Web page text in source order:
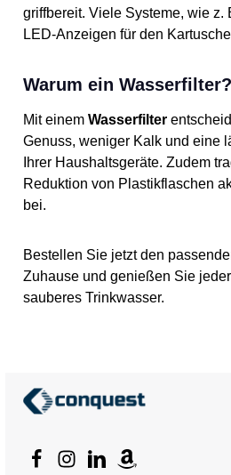
griffbereit. Viele Systeme, wie z.
LED-Anzeigen für den
Warum ein Wasserfilter?
Mit einem Wasserfilter
Genuss, weniger Kalk und eine
Ihrer Haushaltsgeräte. Zudem
Reduktion von Plastikflaschen
bei.
Bestellen Sie jetzt den
Zuhause und genießen Sie
sauberes Trinkwasser.